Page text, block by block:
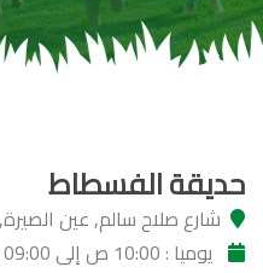
حديقة الفسطاط
شارع صلاح سالم, عين
يوميا : 10:00 ص إلى 09:00 م .